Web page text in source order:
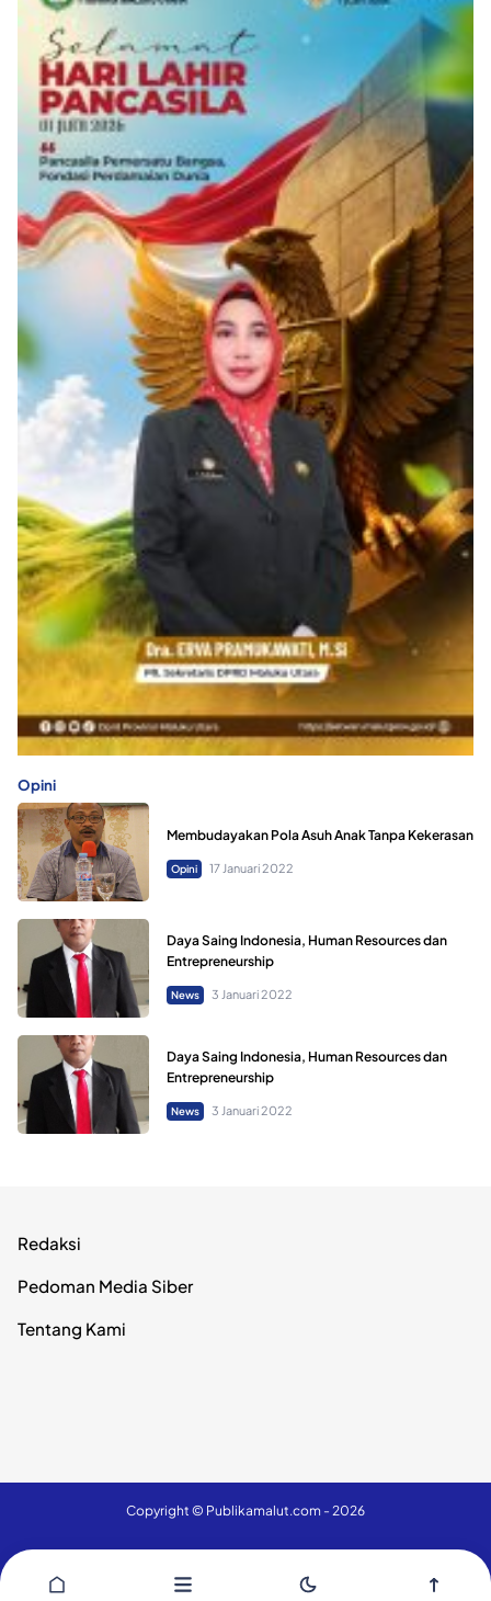
Opini
Membudayakan Pola Asuh Anak Tanpa Kekerasan
Opini 17 Januari 2022
Daya Saing Indonesia, Human Resources dan
Entrepreneurship
News 3 Januari 2022
Daya Saing Indonesia, Human Resources dan
Entrepreneurship
News 3 Januari 2022
Redaksi
Pedoman Media Siber
Tentang Kami
Copyright © Publikamalut.com - 2026